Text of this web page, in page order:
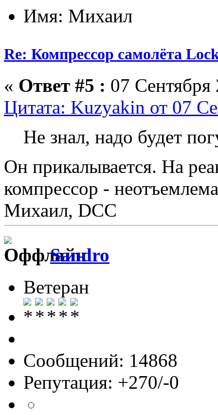
Имя: Михаил
Re: Компрессор самолёта
« Ответ #5 : 07
Цитата: Kuzyakin от 07
Не знал, надо будет
Он прикалывается. На
компрессор -
Михаил, DCC
Sandro
Ветеран
Сообщений: 14868
Репутация: +270/-0